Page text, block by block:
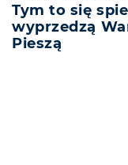
Tym to się
wyprzedzą
Pieszą